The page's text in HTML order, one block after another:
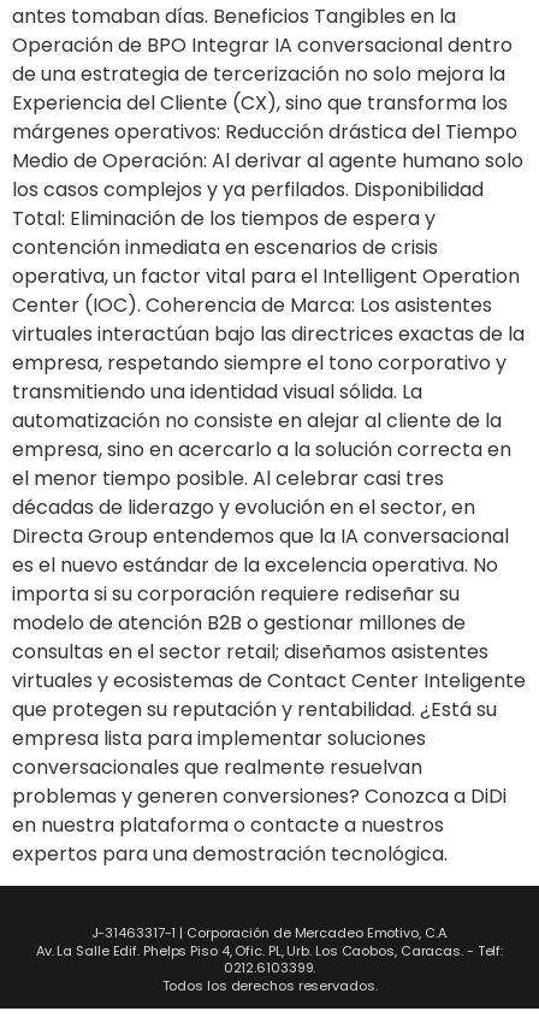
antes tomaban días. Beneficios Tangibles en la
Operación de BPO Integrar IA conversacional dentro
de una estrategia de tercerización no solo mejora la
Experiencia del Cliente (CX), sino que transforma los
márgenes operativos: Reducción drástica del Tiempo
Medio de Operación: Al derivar al agente humano solo
los casos complejos y ya perfilados. Disponibilidad
Total: Eliminación de los tiempos de espera y
contención inmediata en escenarios de crisis
operativa, un factor vital para el Intelligent Operation
Center (IOC). Coherencia de Marca: Los asistentes
virtuales interactúan bajo las directrices exactas de la
empresa, respetando siempre el tono corporativo y
transmitiendo una identidad visual sólida. La
automatización no consiste en alejar al cliente de la
empresa, sino en acercarlo a la solución correcta en
el menor tiempo posible. Al celebrar casi tres
décadas de liderazgo y evolución en el sector, en
Directa Group entendemos que la IA conversacional
es el nuevo estándar de la excelencia operativa. No
importa si su corporación requiere rediseñar su
modelo de atención B2B o gestionar millones de
consultas en el sector retail; diseñamos asistentes
virtuales y ecosistemas de Contact Center Inteligente
que protegen su reputación y rentabilidad. ¿Está su
empresa lista para implementar soluciones
conversacionales que realmente resuelvan
problemas y generen conversiones? Conozca a DiDi
en nuestra plataforma o contacte a nuestros
expertos para una demostración tecnológica.
J-31463317-1 | Corporación de Mercadeo Emotivo, C.A.
Av. La Salle Edif. Phelps Piso 4, Ofic. PL, Urb. Los Caobos, Caracas. - Telf:
0212.6103399.
Todos los derechos reservados.